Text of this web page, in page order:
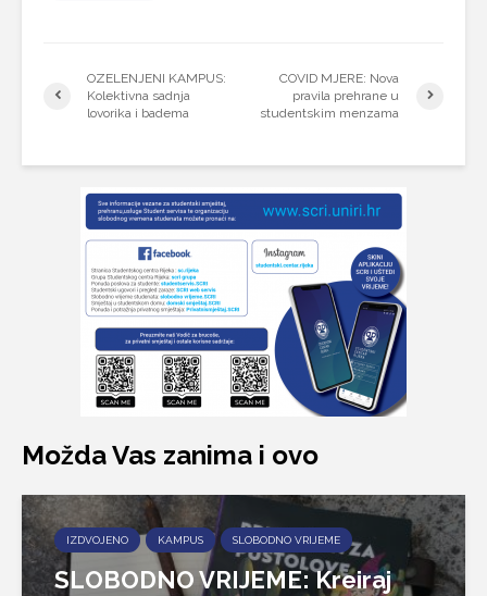
OZELENJENI KAMPUS:
Kolektivna sadnja
lovorika i badema
COVID MJERE: Nova
pravila prehrane u
studentskim menzama
Možda Vas zanima i ovo
IZDVOJENO KAMPUS SLOBODNO VRIJEME
SLOBODNO VRIJEME: Kreiraj